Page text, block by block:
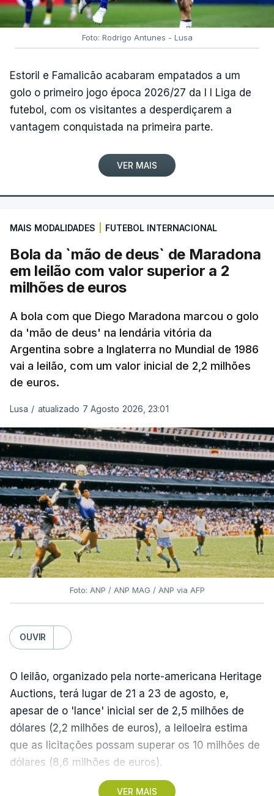
Foto: Rodrigo Antunes - Lusa
Estoril e Famalicão acabaram empatados a um
golo o primeiro jogo época 2026/27 da I I Liga de
futebol, com os visitantes a desperdiçarem a
vantagem conquistada na primeira parte.
VER MAIS
MAIS MODALIDADES FUTEBOL INTERNACIONAL
Bola da `mão de deus` de Maradona
em leilão com valor superior a 2
milhões de euros
A bola com que Diego Maradona marcou o golo
da 'mão de deus' na lendária vitória da
Argentina sobre a Inglaterra no Mundial de 1986
vai a leilão, com um valor inicial de 2,2 milhões
de euros.
Lusa / atualizado 7 Agosto 2026, 23:01
Foto: ANP / ANP MAG / ANP via AFP
OUVIR
VER MAIS
O leilão, organizado pela norte-americana Heritage
Auctions, terá lugar de 21 a 23 de agosto, e,
apesar de o 'lance' inicial ser de 2,5 milhões de
dólares (2,2 milhões de euros), a leiloeira estima
que as licitações possam superar os 10 milhões de
dólares (8,6 milhões de euros).